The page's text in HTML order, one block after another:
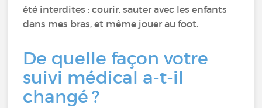
été interdites : courir, sauter avec les enfants
dans mes bras, et même jouer au foot.
De quelle façon votre
suivi médical a-t-il
changé ?